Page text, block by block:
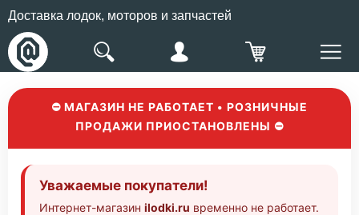
Доставка лодок, моторов и запчастей
⛔ МАГАЗИН НЕ РАБОТАЕТ • РОЗНИЧНЫЕ
ПРОДАЖИ ПРИОСТАНОВЛЕНЫ ⛔
Уважаемые покупатели!
Интернет-магазин ilodki.ru временно не работает.